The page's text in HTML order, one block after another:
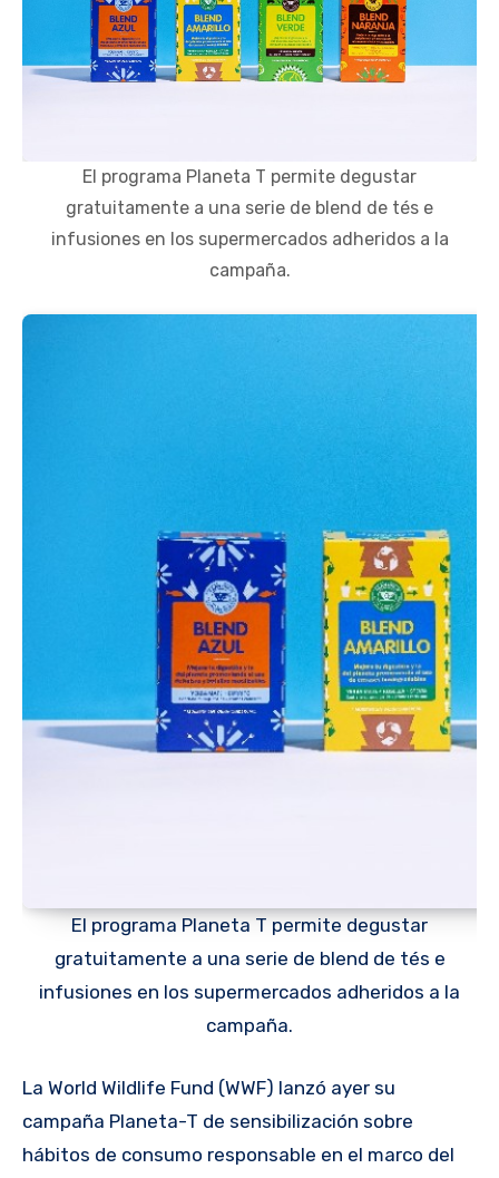
El programa Planeta T permite degustar
gratuitamente a una serie de blend de tés e
infusiones en los supermercados adheridos a la
campaña.
El programa Planeta T permite degustar
gratuitamente a una serie de blend de tés e
infusiones en los supermercados adheridos a la
campaña.
La World Wildlife Fund (WWF) lanzó ayer su
campaña Planeta-T de sensibilización sobre
hábitos de consumo responsable en el marco del